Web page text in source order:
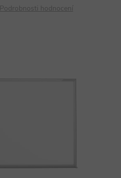
Podrobnosti hodnocení